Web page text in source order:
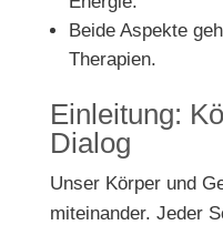
Beide Aspekte
Therapien.
Einleitung:
Dialog
Unser Körper und
miteinander. Jeder